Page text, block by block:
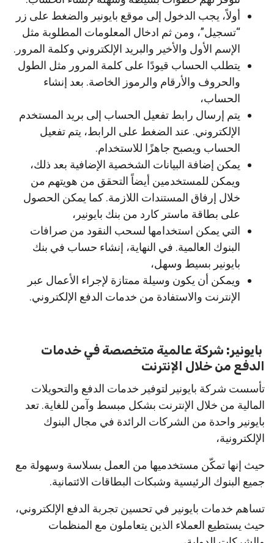
أولاً، يجب الدخول إلى موقع بايونير والضغط على زر
“تسجيل”، ومن ثم ادخال المعلومات المطلوبة مثل
الإسم الأول والأخير والبريد الإلكتروني وكلمة المرور.
يتطلب الحساب قيودًا على كلمة المرور مثل الطول
والحروف والأرقام والرموز الخاصة. بعد إنشاء
الحساب،
يتم إرسال رابط تفعيل الحساب إلى بريد المستخدم
الإلكتروني. عند الضغط على الرابط، يتم تفعيل
الحساب ويصبح جاهزًا للاستخدام.
يمكن إضافة البيانات الشخصية الإضافية بعد ذلك،
ويمكن للمستخدمين أيضاً التحقق من هويتهم من
خلال إرفاق المستندات اللازمة. كما يمكن الحصول
على بطاقة ماستر كارد من بنك بايونير،
التي يمكن استخدامها لسحب النقود من صرافات
البنوك العالمية. في النهاية، إنشاء حساب في بنك
بايونير بسيط وسهل،
ويمكن أن يكون وسيلة ممتازة لإجراء الأعمال عبر
الإنترنت والاستفادة من خدمات الدفع الإلكتروني.
بايونير: شركة عالمية متخصصة في خدمات
الدفع من خلال الإنترنت
تأسست شركة بايونير لتوفير خدمات الدفع والتحويلات
المالية من خلال الإنترنت بشكل مبسط وآمن للغاية. تعد
بايونير واحدة من الشركات الرائدة في مجال البنوك
الإلكترونية،
حيث إنها تمكّن مستخدميها من العمل بسلاسة وسهولة مع
جميع البنوك الرئيسية وشبكات البطاقات الائتمانية.
تساهم خدمات بايونير في تحسين تجربة الدفع الإلكتروني،
حيث يستطيع العملاء الذين يتعاملون مع المنظمات